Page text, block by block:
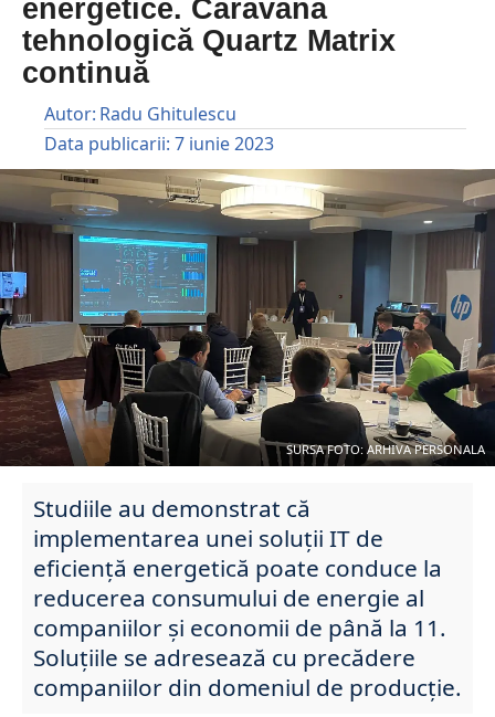
energetice. Caravana
tehnologică Quartz Matrix
continuă
Autor: Radu Ghitulescu
Data publicarii: 7 iunie 2023
SURSA FOTO: ARHIVA PERSONALA
Studiile au demonstrat că
implementarea unei soluții IT de
eficiență energetică poate conduce la
reducerea consumului de energie al
companiilor și economii de până la 11.
Soluțiile se adresează cu precădere
companiilor din domeniul de producție.